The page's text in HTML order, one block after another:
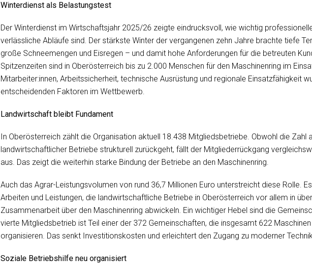
Winterdienst als Belastungstest
Der Winterdienst im Wirtschaftsjahr 2025/26 zeigte eindrucksvoll, wie wichtig
verlässliche Abläufe sind. Der stärkste Winter der vergangenen zehn Jahre brachte tiefe
große Schneemengen und Eisregen – und damit hohe Anforderungen für die betreuten
Spitzenzeiten sind in Oberösterreich bis zu 2.000 Menschen für den Maschinenring im
Mitarbeiter:innen, Arbeitssicherheit, technische Ausrüstung und regionale Einsatzfähigkeit
entscheidenden Faktoren im Wettbewerb.
Landwirtschaft bleibt Fundament
In Oberösterreich zählt die Organisation aktuell 18.438 Mitgliedsbetriebe. Obwohl die Zahl
landwirtschaftlicher Betriebe strukturell zurückgeht, fällt der Mitgliederrückgang
aus. Das zeigt die weiterhin starke Bindung der Betriebe an den Maschinenring.
Auch das Agrar-Leistungsvolumen von rund 36,7 Millionen Euro unterstreicht diese Rolle.
Arbeiten und Leistungen, die landwirtschaftliche Betriebe in Oberösterreich vor allem in
Zusammenarbeit über den Maschinenring abwickeln. Ein wichtiger Hebel sind die
vierte Mitgliedsbetrieb ist Teil einer der 372 Gemeinschaften, die insgesamt 622
organisieren. Das senkt Investitionskosten und erleichtert den Zugang zu moderner
Soziale Betriebshilfe neu organisiert